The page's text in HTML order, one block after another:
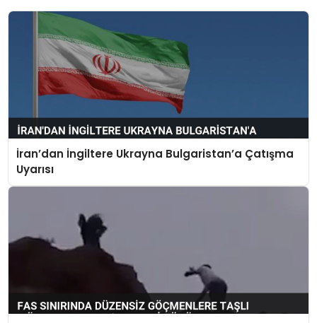
İran’dan İngiltere Ukrayna Bulgaristan’a Çatışma
Uyarısı